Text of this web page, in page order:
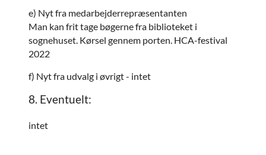
e) Nyt fra medarbejderrepræsentanten
Man kan frit tage bøgerne fra biblioteket i
sognehuset. Kørsel gennem porten. HCA-festival
2022
f) Nyt fra udvalg i øvrigt - intet
8. Eventuelt:
intet